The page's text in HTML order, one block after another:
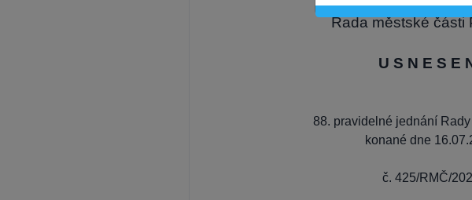
Rada městské části
U S N E S E
88. pravidelné jednání
konané dne
č. 425/RMČ/